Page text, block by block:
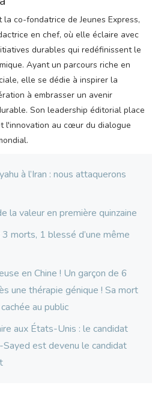
co-fondatrice de Jeunes Express,
en chef, où elle éclaire avec
durables qui redéfinissent le
Ayant un parcours riche en
elle se dédie à inspirer la
à embrasser un avenir
Son leadership éditorial place
l'innovation au cœur du dialogue
à l’Iran : nous attaquerons
la valeur en première quinzaine
morts, 1 blessé d’une même
en Chine ! Un garçon de 6
une thérapie génique ! Sa mort
au public
aux États-Unis : le candidat
est devenu le candidat